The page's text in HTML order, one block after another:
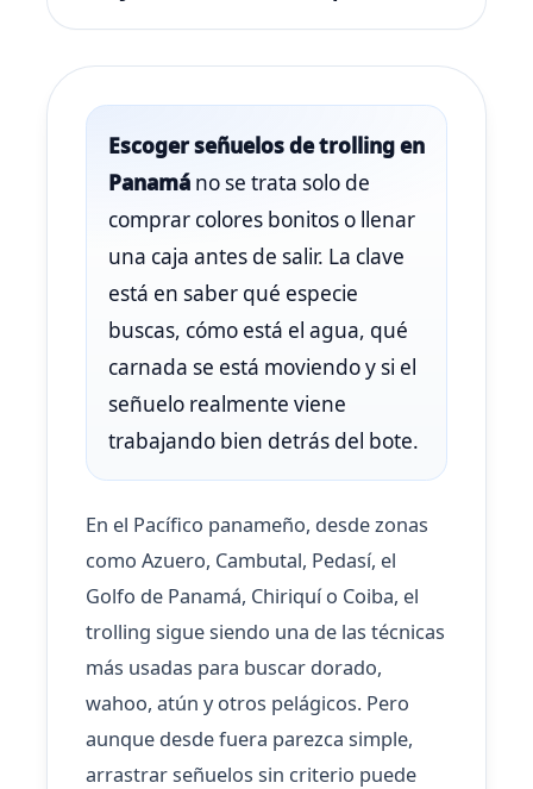
Escoger señuelos de trolling en
Panamáno se trata solo de
comprar colores bonitos o llenar
una caja antes de salir. La clave
está en saber qué especie
buscas, cómo está el agua, qué
carnada se está moviendo y si el
señuelo realmente viene
trabajando bien detrás del bote.
En el Pacífico panameño, desde zonas
como Azuero, Cambutal, Pedasí, el
Golfo de Panamá, Chiriquí o Coiba, el
trolling sigue siendo una de las técnicas
más usadas para buscar dorado,
wahoo, atún y otros pelágicos. Pero
aunque desde fuera parezca simple,
arrastrar señuelos sin criterio puede